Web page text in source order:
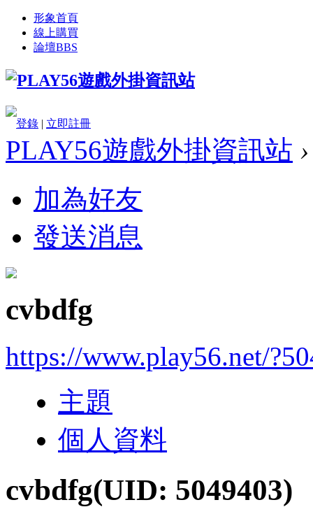
形象首頁
線上購買
論壇BBS
登錄 | 立即註冊
PLAY56遊戲外掛資訊站 ›
加為好友
發送消息
cvbdfg
https://www.play56.net/
主題
個人資料
cvbdfg(UID: 5049403)